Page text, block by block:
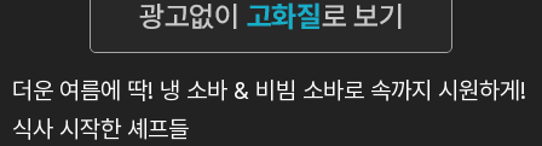
더운 여름에 딱! 냉 소바 & 비빔 소바로 속까지 시원하게!
식사 시작한 셰프들